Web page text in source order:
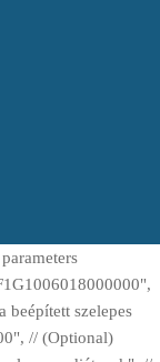
szelepes
// (Optional)